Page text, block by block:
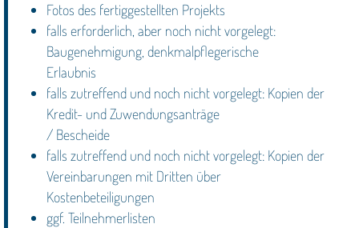
Fotos des fertiggestellten Projekts
falls erforderlich, aber noch nicht vorgelegt:
Baugenehmigung, denkmalpflegerische
Erlaubnis
falls zutreffend und noch nicht vorgelegt: Kopien der
Kredit- und Zuwendungsanträge
/ Bescheide
falls zutreffend und noch nicht vorgelegt: Kopien der
Vereinbarungen mit Dritten über
Kostenbeteiligungen
ggf. Teilnehmerlisten